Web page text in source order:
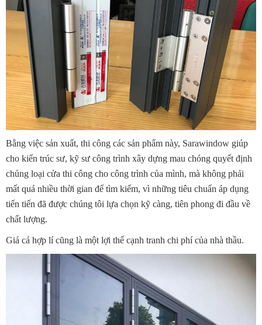
Bằng việc sản xuất, thi công các sản phẩm này, Sarawindow giúp
cho kiến trúc sư, kỹ sư công trình xây dựng mau chóng quyết định
chủng loại cửa thi công cho công trình của mình, mà không phải
mất quá nhiều thời gian để tìm kiếm, vì những tiêu chuẩn áp dụng
tiến tiến đã được chúng tôi lựa chọn kỹ càng, tiên phong đi đầu về
chất lượng.
Giá cả hợp lí cũng là một lợi thế cạnh tranh chi phí của nhà thầu.